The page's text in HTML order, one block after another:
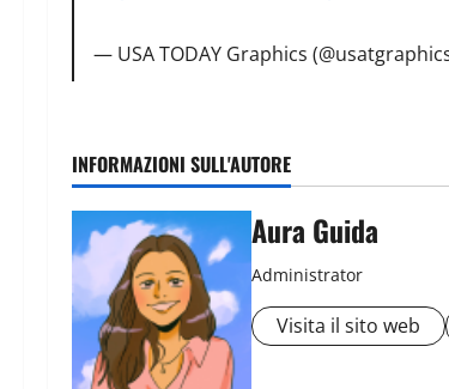
— USA TODAY Graphics
INFORMAZIONI SULL'AUTORE
Aura Guida
Administrator
Visita il sito web